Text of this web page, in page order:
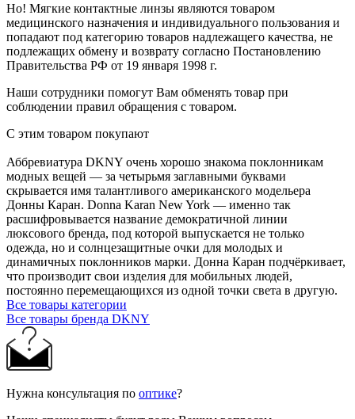
Но! Мягкие контактные линзы являются товаром
медицинского назначения и индивидуального пользования и
попадают под категорию товаров надлежащего качества, не
подлежащих обмену и возврату согласно Постановлению
Правительства РФ от 19 января 1998 г.
Наши сотрудники помогут Вам обменять товар при
соблюдении правил обращения с товаром.
С этим товаром покупают
Аббревиатура DKNY очень хорошо знакома поклонникам
модных вещей — за четырьмя заглавными буквами
скрывается имя талантливого американского модельера
Донны Каран. Donna Karan New York — именно так
расшифровывается название демократичной линии
люксового бренда, под которой выпускается не только
одежда, но и солнцезащитные очки для молодых и
динамичных поклонников марки. Донна Каран подчёркивает,
что производит свои изделия для мобильных людей,
постоянно перемещающихся из одной точки света в другую.
Все товары категории
Все товары бренда DKNY
Нужна консультация по оптике?